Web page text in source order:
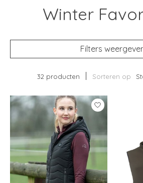
Winter
Filters
32 producten Sorteren op